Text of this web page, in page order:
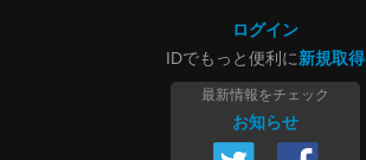
ログイン
IDでもっと便利に新規取得
最新情報をチェック
お知らせ